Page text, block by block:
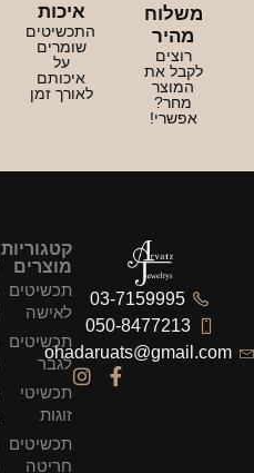
משלוח
מהיר
רוצים
לקבל את
המוצר
מחר?
אפשרי!
איכות
התכשיטים
שומרים
על
איכותם
לאורך זמן
03-7159995
050-8477213
ohadaruats@gmail.com
קטגוריות
מוצרים
תכשיטים
לאישה
תכשיטים
לגבר
תכשיטי
זוגות
תכשיטים
חריטה